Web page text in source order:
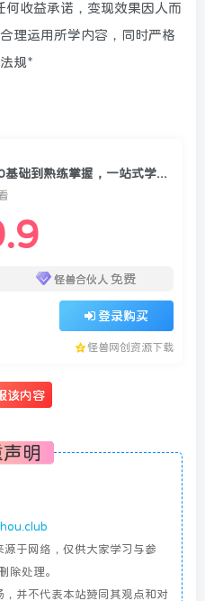
收益承诺，变现效果因人而
理运用所学内容，同时严格
规*
短视频全链路创作实战课，从0基础到熟练掌握，一站式学习短视频创作
怪兽合伙人 免费
登录购买
怪兽网创资源下载
该内容
明
于网络，仅供大家学习与参
除处理。
并不代表本站赞同其观点和对